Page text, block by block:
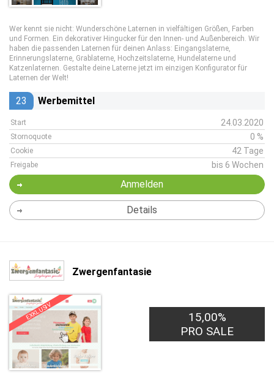
Wer kennt sie nicht: Wunderschöne Laternen in vielfältigen Größen, Farben
und Formen. Ein dekorativer Hingucker für den Innen- und Außenbereich. Wir
haben die passenden Laternen für deinen Anlass: Eingangslaterne,
Erinnerungslaterne, Grablaterne, Hochzeitslaterne, Hundelaterne und
Katzenlaternen. Gestalte deine Laterne jetzt im einzigen Konfigurator für
Laternen der Welt!
23 Werbemittel
Start 24.03.2020
Stornoquote 0 %
Cookie 42 Tage
Freigabe bis 6 Wochen
Anmelden
Details
Zwergenfantasie
EXKLUSIV
15,00%
PRO SALE